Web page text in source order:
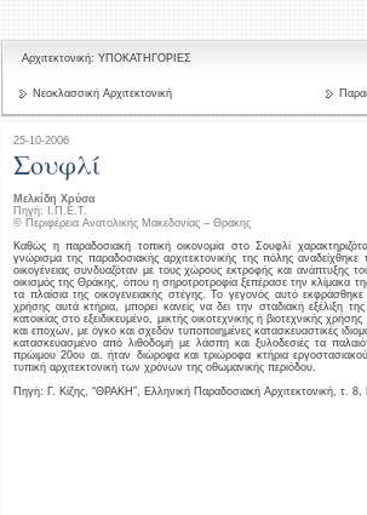
Αρχιτεκτονική: ΥΠΟΚΑΤΗΓΟΡΙΕΣ
Νεοκλασσική Αρχιτεκτονική
25-10-2006
Σουφλί
Μελκίδη Χρύσα
Πηγή: Ι.Π.Ε.Τ.
© Περιφέρεια Ανατολικής Μακεδονίας – Θράκης
Καθώς η παραδοσιακή τοπική οικονομία στο Σουφλί
γνώρισμα της παραδοσιακής αρχιτεκτονικής της πόλης
οικογένειας συνδυαζόταν με τους χώρους εκτροφής και ανάπτυξης
οικισμός της Θράκης, όπου η σηροτροτροφία ξεπέρασε την κλίμακα
τα πλαίσια της οικογενειακής στέγης. Το γεγονός αυτό
χρήσης αυτά κτήρια, μπορεί κανείς να δει την σταδιακή εξέλιξη
κατοικίας στο εξειδικευμένο, μικτής οικοτεχνικής ή βιοτεχνικής
και εποχών, με όγκο και σχεδόν τυποποιημένες κατασκευαστικές
κατασκευασμένο από λιθοδομή με λάσπη και ξυλοδεσιές τα
πρώιμου 20ου αι. ήταν διώροφα και τριώροφα κτήρια
τυπική αρχιτεκτονική των χρόνων της οθωμανικής περιόδου.
Πηγή: Γ. Κίζης, “ΘΡΑΚΗ”, Ελληνική Παραδοσιακή Αρχιτεκτονική, τ.